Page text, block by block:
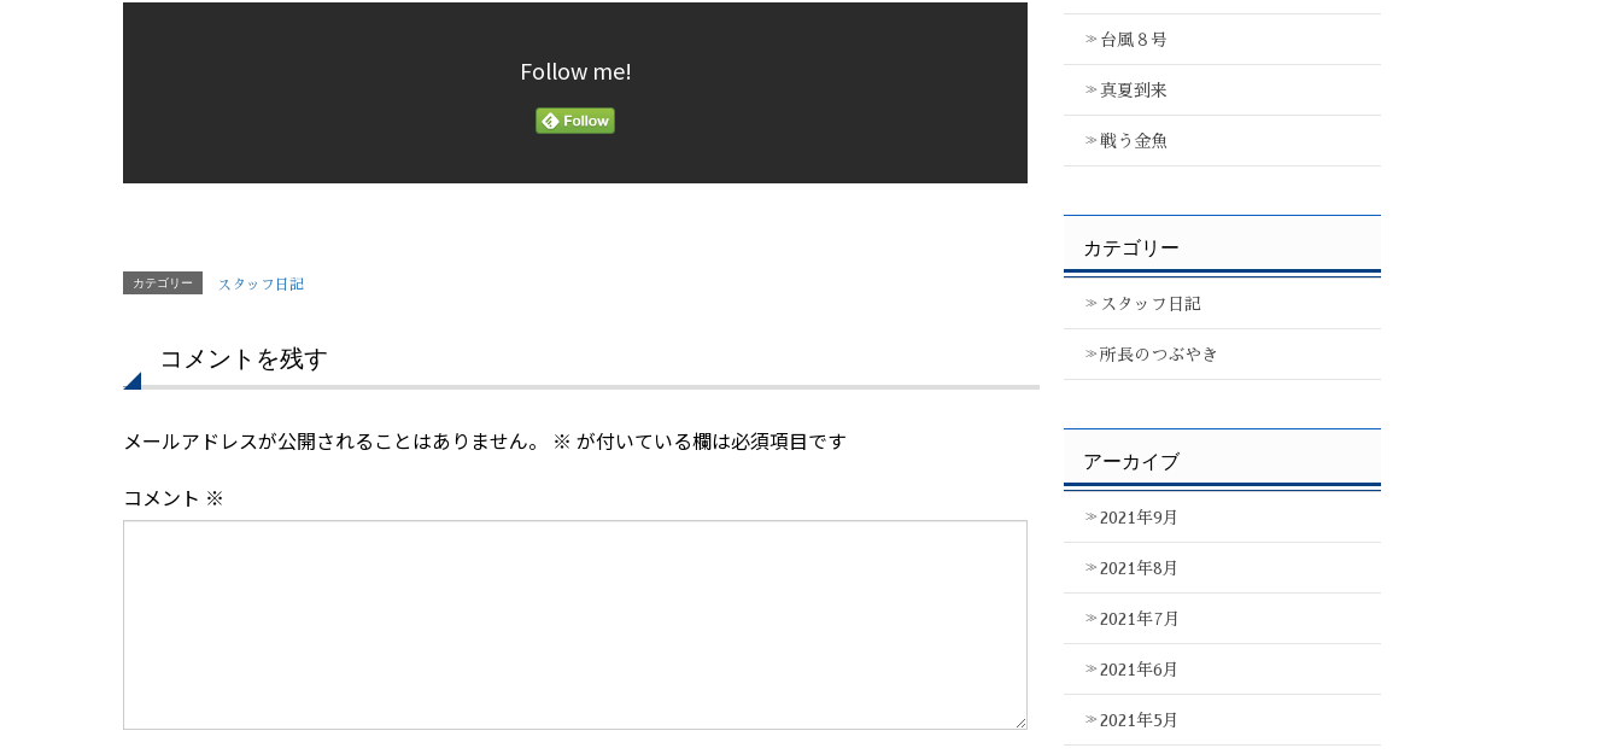
Follow me!
カテゴリー スタッフ日記
コメントを残す
メールアドレスが公開されることはありません。 ※ が付いている欄は必須項目です
コメント ※
台風８号
真夏到来
戦う金魚
カテゴリー
スタッフ日記
所長のつぶやき
アーカイブ
2021年9月
2021年8月
2021年7月
2021年6月
2021年5月